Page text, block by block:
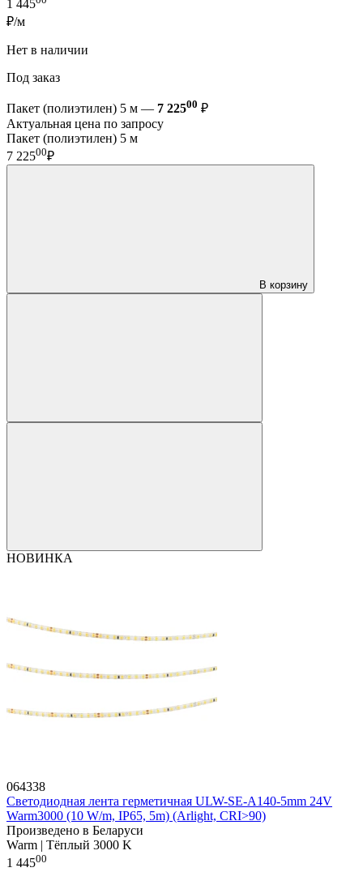
1 445
₽/м
Нет в наличии
Под заказ
Пакет (полиэтилен) 5 м — 7 22500 ₽
Актуальная цена по запросу
Пакет (полиэтилен) 5 м
7 22500₽
В корзину
НОВИНКА
064338
Светодиодная лента герметичная ULW-SE-A140-5mm 24V
Warm3000 (10 W/m, IP65, 5m) (Arlight, CRI>90)
Произведено в Беларуси
Warm | Тёплый 3000 K
1 44500